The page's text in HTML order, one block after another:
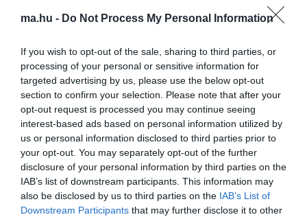
ma.hu - Do Not Process My Personal Information
If you wish to opt-out of the sale, sharing to third parties, or
processing of your personal or sensitive information for
targeted advertising by us, please use the below opt-out
section to confirm your selection. Please note that after your
opt-out request is processed you may continue seeing
interest-based ads based on personal information utilized by
us or personal information disclosed to third parties prior to
your opt-out. You may separately opt-out of the further
disclosure of your personal information by third parties on the
IAB’s list of downstream participants. This information may
also be disclosed by us to third parties on the IAB’s List of
Downstream Participants that may further disclose it to other
ma.hu legfrissebb hírei:
Nagy erőkkel keresik a szomjazó gólyát megmentő
Árpádot
6:48
Magyar Péter: átfogó energiafejlesztési tervet fogadott el a
kormány
20:46 Kenyában bezzeg minden zöldebb
Második világháborús német katonai motorkerékpár
bukkant elő a Dunából